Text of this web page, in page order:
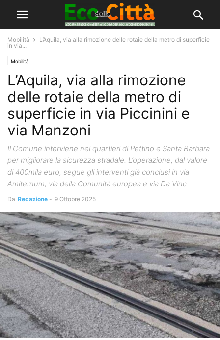
Mobilità
L’Aquila, via alla rimozione delle rotaie della metro di superficie
in via...
Mobilità
L’Aquila, via alla rimozione
delle rotaie della metro di
superficie in via Piccinini e
via Manzoni
Il Comune interviene nei quartieri di Pettino e Santa Barbara
per migliorare la sicurezza stradale. L’operazione, dal valore
di 400mila euro, segue gli interventi già conclusi in via
Amiternum, via della Comunità europea e via Da Vinc
Da Redazione - 9 Ottobre 2025